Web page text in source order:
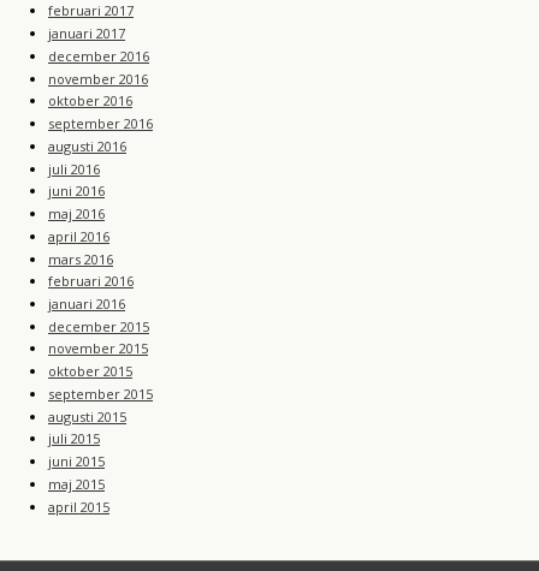
februari 2017
januari 2017
december 2016
november 2016
oktober 2016
september 2016
augusti 2016
juli 2016
juni 2016
maj 2016
april 2016
mars 2016
februari 2016
januari 2016
december 2015
november 2015
oktober 2015
september 2015
augusti 2015
juli 2015
juni 2015
maj 2015
april 2015